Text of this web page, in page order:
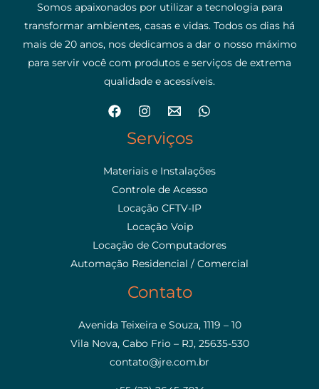
Somos apaixonados por utilizar a tecnologia para
transformar ambientes, casas e vidas. Todos os dias há
mais de 20 anos, nos dedicamos a dar o nosso máximo
para servir você com produtos e serviços de extrema
qualidade e acessíveis.
Serviços
Materiais e Instalações
Controle de Acesso
Locação CFTV-IP
Locação Voip
Locação de Computadores
Automação Residencial / Comercial
Contato
Avenida Teixeira e Souza, 1119 – 10
Vila Nova, Cabo Frio – RJ, 25635-530
contato@jre.com.br